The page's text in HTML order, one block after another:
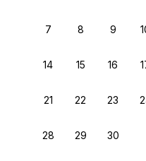
7 8 9
14 15 16
21 22 23
28 29 30
соответствует